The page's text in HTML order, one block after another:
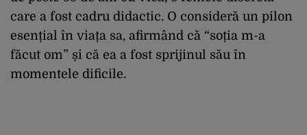
care a fost cadru didactic. O consideră un pilon
esențial în viața sa, afirmând că “soția m-a
făcut om” și că ea a fost sprijinul său în
momentele dificile.